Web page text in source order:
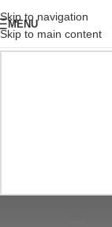
Skip to navigation
Skip to main content
MENU